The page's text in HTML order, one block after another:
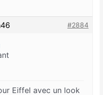
#2884
Eiffel avec un look